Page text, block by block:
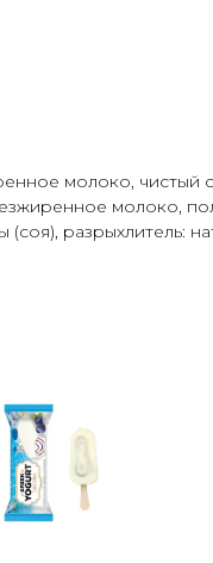
молоко, чистый
молоко,
разрыхлитель: